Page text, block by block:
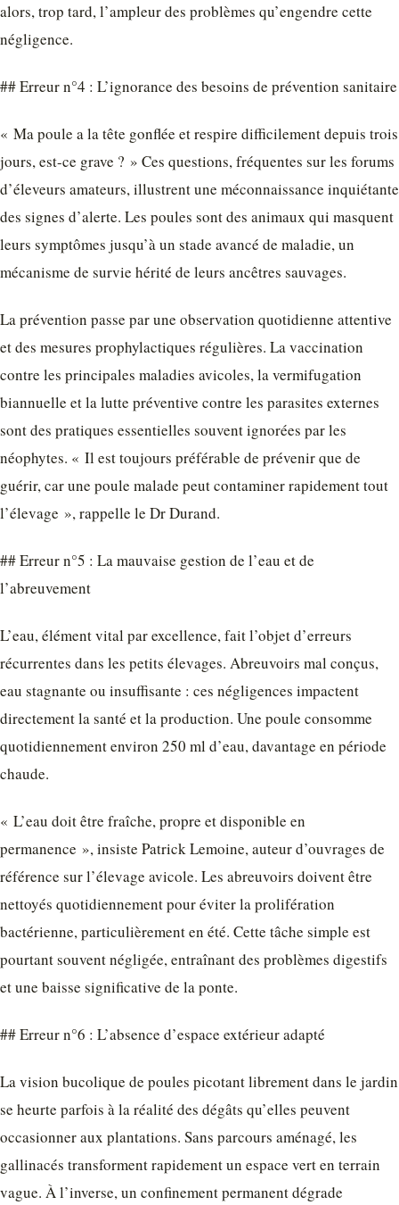
alors, trop tard, l’ampleur des problèmes qu’engendre cette
négligence.
## Erreur n°4 : L’ignorance des besoins de prévention sanitaire
« Ma poule a la tête gonflée et respire difficilement depuis trois
jours, est-ce grave ? » Ces questions, fréquentes sur les forums
d’éleveurs amateurs, illustrent une méconnaissance inquiétante
des signes d’alerte. Les poules sont des animaux qui masquent
leurs symptômes jusqu’à un stade avancé de maladie, un
mécanisme de survie hérité de leurs ancêtres sauvages.
La prévention passe par une observation quotidienne attentive
et des mesures prophylactiques régulières. La vaccination
contre les principales maladies avicoles, la vermifugation
biannuelle et la lutte préventive contre les parasites externes
sont des pratiques essentielles souvent ignorées par les
néophytes. « Il est toujours préférable de prévenir que de
guérir, car une poule malade peut contaminer rapidement tout
l’élevage », rappelle le Dr Durand.
## Erreur n°5 : La mauvaise gestion de l’eau et de
l’abreuvement
L’eau, élément vital par excellence, fait l’objet d’erreurs
récurrentes dans les petits élevages. Abreuvoirs mal conçus,
eau stagnante ou insuffisante : ces négligences impactent
directement la santé et la production. Une poule consomme
quotidiennement environ 250 ml d’eau, davantage en période
chaude.
« L’eau doit être fraîche, propre et disponible en
permanence », insiste Patrick Lemoine, auteur d’ouvrages de
référence sur l’élevage avicole. Les abreuvoirs doivent être
nettoyés quotidiennement pour éviter la prolifération
bactérienne, particulièrement en été. Cette tâche simple est
pourtant souvent négligée, entraînant des problèmes digestifs
et une baisse significative de la ponte.
## Erreur n°6 : L’absence d’espace extérieur adapté
La vision bucolique de poules picotant librement dans le jardin
se heurte parfois à la réalité des dégâts qu’elles peuvent
occasionner aux plantations. Sans parcours aménagé, les
gallinacés transforment rapidement un espace vert en terrain
vague. À l’inverse, un confinement permanent dégrade